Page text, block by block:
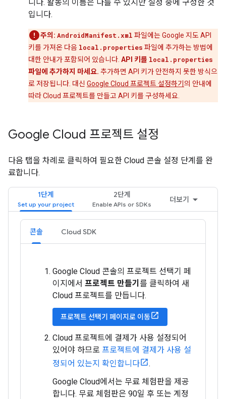
니다. 활동의 이름은 다를 수 있지만 설정 중에 구성한 것
입니다.
주의: AndroidManifest.xml 파일에는 Google 지도 API
키를 가져온 다음 local.properties 파일에 추가하는 방법에
대한 안내가 포함되어 있습니다. API 키를 local.properties
파일에 추가하지 마세요. 추가하면 API 키가 안전하지 못한 방식으
로 저장됩니다. 대신 Google Cloud 프로젝트 설정하기 의 안내에
따라 Cloud 프로젝트를 만들고 API 키를 구성하세요.
Google Cloud 프로젝트 설정
다음 탭을 차례로 클릭하여 필요한 Cloud 콘솔 설정 단계를 완
료합니다.
1단계 2단계
더보기
콘솔 Cloud SDK
Google Cloud 콘솔의 프로젝트 선택기 페
이지에서 프로젝트 만들기 를 클릭하여 새
Cloud 프로젝트를 만듭니다.
프로젝트 선택기 페이지로 이동
Cloud 프로젝트에 결제가 사용 설정되어
있어야 하므로 프로젝트에 결제가 사용 설
정되어 있는지 확인합니다
.
Google Cloud에서는 무료 체험판을 제공
합니다. 무료 체험판은 90일 후 또는 계정